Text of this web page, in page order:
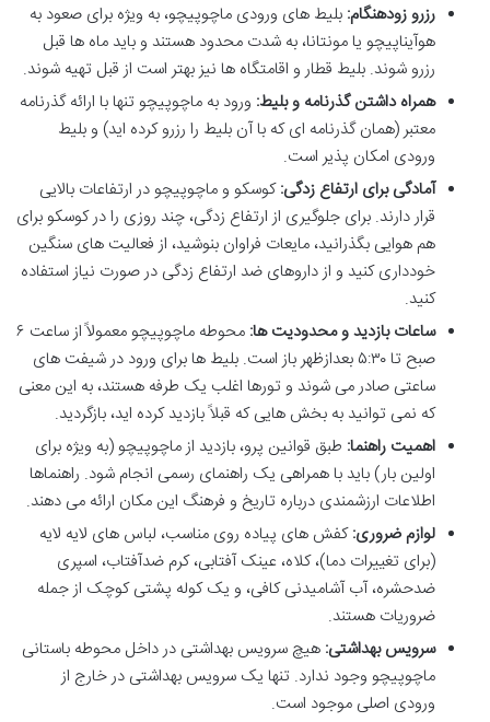
رزرو زودهنگام: بلیط های ورودی ماچوپیچو، به ویژه برای صعود به
هوآیناپیچو یا مونتانا، به شدت محدود هستند و باید ماه ها قبل
رزرو شوند. بلیط قطار و اقامتگاه ها نیز بهتر است از قبل تهیه شوند.
همراه داشتن گذرنامه و بلیط: ورود به ماچوپیچو تنها با ارائه گذرنامه
معتبر (همان گذرنامه ای که با آن بلیط را رزرو کرده اید) و بلیط
ورودی امکان پذیر است.
آمادگی برای ارتفاع زدگی:کوسکو و ماچوپیچو در ارتفاعات بالایی
قرار دارند. برای جلوگیری از ارتفاع زدگی، چند روزی را در کوسکو برای
هم هوایی بگذرانید، مایعات فراوان بنوشید، از فعالیت های سنگین
خودداری کنید و از داروهای ضد ارتفاع زدگی در صورت نیاز استفاده
کنید.
ساعات بازدید و محدودیت ها:
محوطه ماچوپیچو معمولاً از ساعت ۶
صبح تا ۵:۳۰ بعدازظهر باز است. بلیط ها برای ورود در شیفت های
ساعتی صادر می شوند و تورها اغلب یک طرفه هستند، به این معنی
که نمی توانید به بخش هایی که قبلاً بازدید کرده اید، بازگردید.
اهمیت راهنما: طبق قوانین پرو، بازدید از ماچوپیچو (به ویژه برای
اولین بار) باید با همراهی یک راهنمای رسمی انجام شود. راهنماها
اطلاعات ارزشمندی درباره تاریخ و فرهنگ این مکان ارائه می دهند.
لوازم ضروری:کفش های پیاده روی مناسب، لباس های لایه لایه
(برای تغییرات دما)، کلاه، عینک آفتابی، کرم ضدآفتاب، اسپری
ضدحشره، آب آشامیدنی کافی، و یک کوله پشتی کوچک از جمله
ضروریات هستند.
سرویس بهداشتی: هیچ سرویس بهداشتی در داخل محوطه باستانی
ماچوپیچو وجود ندارد. تنها یک سرویس بهداشتی در خارج از
ورودی اصلی موجود است.